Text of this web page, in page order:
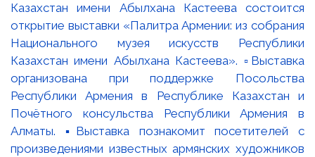
Казахстан имени Абылхана Кастеева состоится
открытие выставки «Палитра Армении: из собрания
Национального музея искусств Республики
Казахстан имени Абылхана Кастеева». ▫️Выставка
организована при поддержке Посольства
Республики Армения в Республике Казахстан и
Почётного консульства Республики Армения в
Алматы. ▪️Выставка познакомит посетителей с
произведениями известных армянских художников